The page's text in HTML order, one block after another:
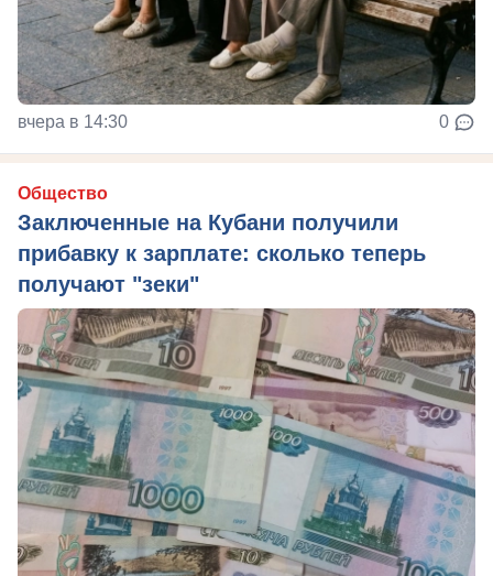
вчера в 14:30 0
Общество
Заключенные на Кубани получили
прибавку к зарплате: сколько теперь
получают "зеки"